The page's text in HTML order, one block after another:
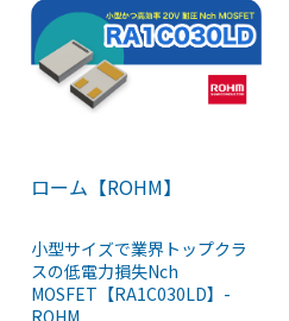
ローム【ROHM】
小型サイズで業界トップクラ
スの低電力損失Nch
MOSFET【RA1C030LD】-
ROHM